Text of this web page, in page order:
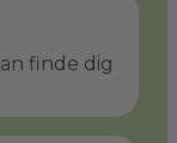
finde dig